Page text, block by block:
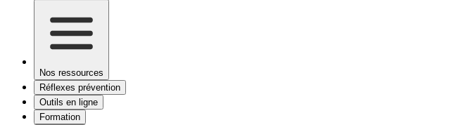
Nos ressources
Réflexes prévention
Outils en ligne
Formation